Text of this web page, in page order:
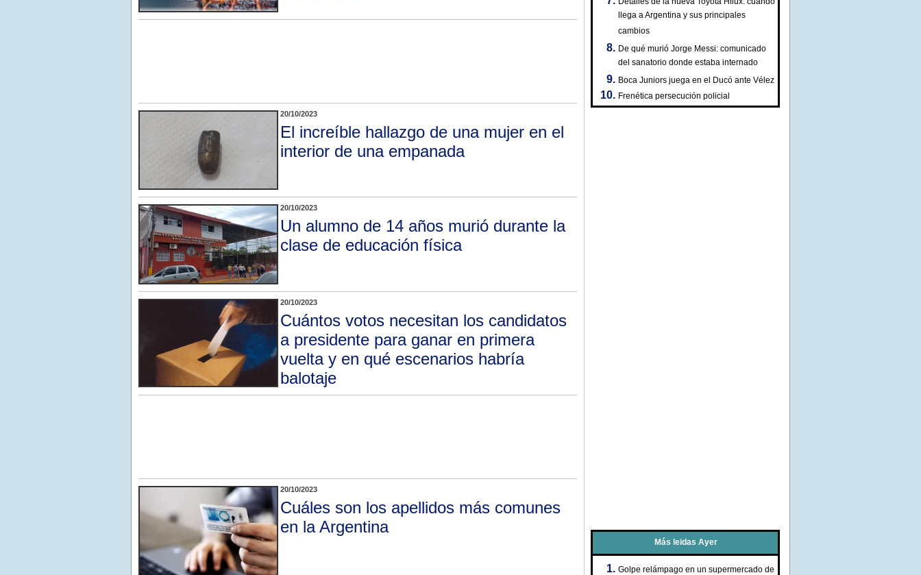
20/10/2023
El increíble hallazgo de una mujer en el
interior de una empanada
20/10/2023
Un alumno de 14 años murió durante la
clase de educación física
20/10/2023
Cuántos votos necesitan los candidatos
a presidente para ganar en primera
vuelta y en qué escenarios habría
balotaje
20/10/2023
Cuáles son los apellidos más comunes
en la Argentina
llega a Argentina y sus principales
cambios
De qué murió Jorge Messi: comunicado
del sanatorio donde estaba internado
Boca Juniors juega en el Ducó ante Vélez
Frenética persecución policial
Más leidas Ayer
Golpe relámpago en un supermercado de